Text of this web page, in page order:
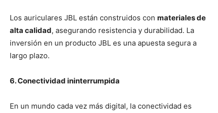
Los auriculares JBL están construidos con materiales de
alta calidad, asegurando resistencia y durabilidad. La
inversión en un producto JBL es una apuesta segura a
largo plazo.
6. Conectividad ininterrumpida
En un mundo cada vez más digital, la conectividad es